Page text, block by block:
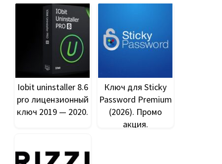
Iobit uninstaller 8.6
pro лицензионный
ключ 2019 — 2020.
Ключ для Sticky
Password Premium
(2026). Промо
акция.